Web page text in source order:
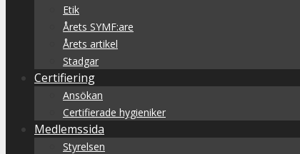
Etik
Årets SYMF:are
Årets artikel
Stadgar
Certifiering
Ansökan
Certifierade hygieniker
Medlemssida
Styrelsen